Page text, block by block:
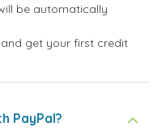
be automatically
get your first credit
PayPal?